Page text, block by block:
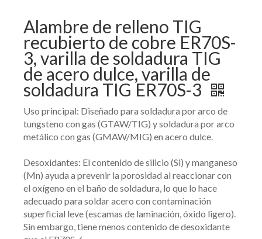
Alambre de relleno TIG
recubierto de cobre ER70S-
3, varilla de soldadura TIG
de acero dulce, varilla de
soldadura TIG ER70S-3
Uso principal: Diseñado para soldadura por arco de
tungsteno con gas (GTAW/TIG) y soldadura por arco
metálico con gas (GMAW/MIG) en acero dulce.
Desoxidantes: El contenido de silicio (Si) y manganeso
(Mn) ayuda a prevenir la porosidad al reaccionar con
el oxígeno en el baño de soldadura, lo que lo hace
adecuado para soldar acero con contaminación
superficial leve (escamas de laminación, óxido ligero).
Sin embargo, tiene menos contenido de desoxidante